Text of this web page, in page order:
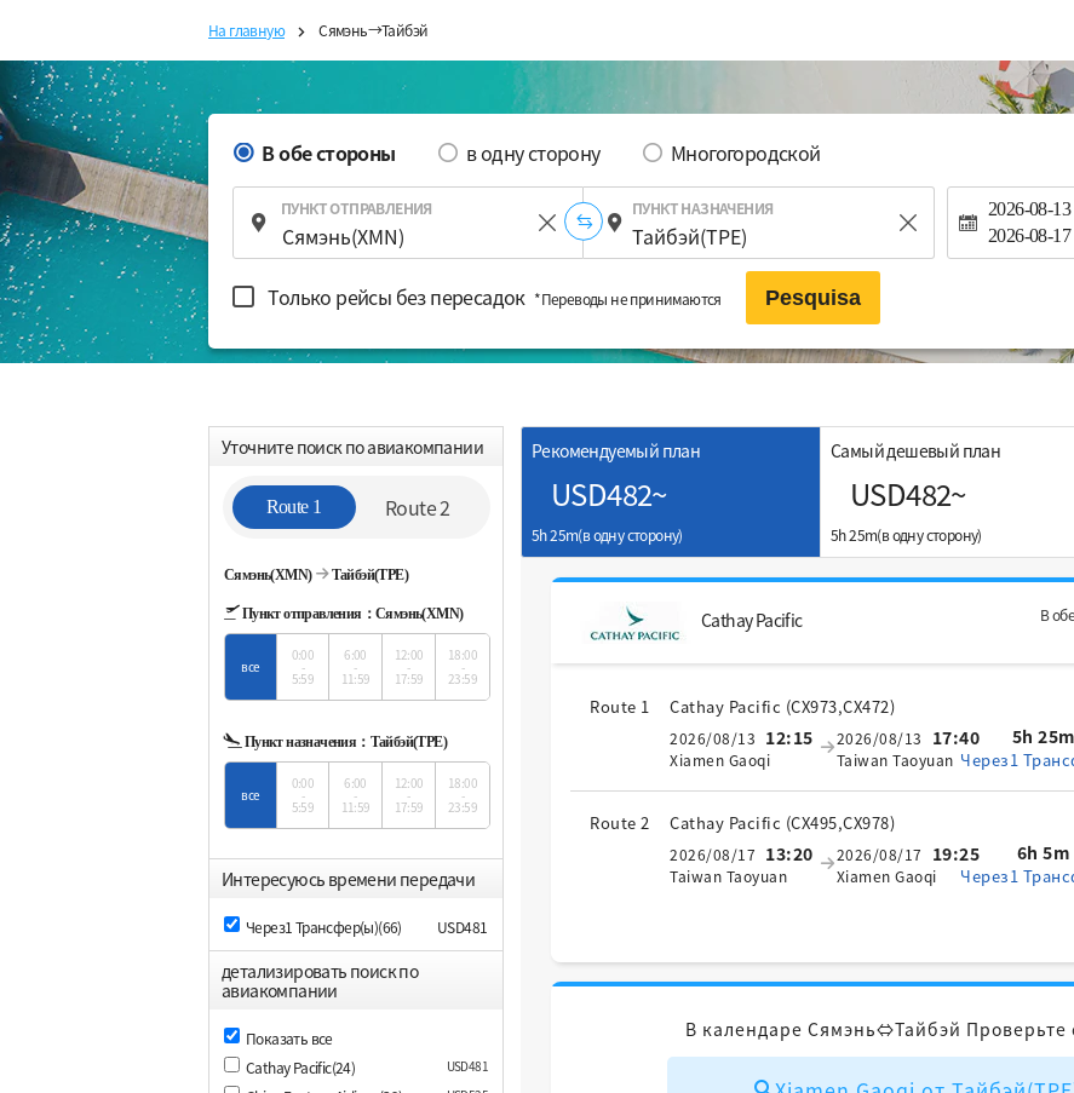
На главную Сямэнь→Тайбэй
В обе стороны в одну сторону Многогородской
ПУНКТ ОТПРАВЛЕНИЯ ПУНКТ НАЗНАЧЕНИЯ 2026-08-13
2026-08-17
Только рейсы без пересадок *Переводы не принимаются Pesquisa
Уточните поиск по авиакомпании
Route 1 Route 2
Сямэнь(XMN) Тайбэй(TPE)
Пункт отправления：Сямэнь(XMN)
все
0:00
-
5:59
6:00
-
11:59
12:00
-
17:59
18:00
-
23:59
Пункт назначения： Тайбэй(TPE)
все
0:00
-
5:59
6:00
-
11:59
12:00
-
17:59
18:00
-
23:59
Интересуюсь времени передачи
Через1 Трансфер(ы)(66) USD481
детализировать поиск по
авиакомпании
Показать все
Cathay Pacific(24)
USD481
Рекомендуемый план
USD482~
5h 25m(в одну сторону)
Самый дешевый план
USD482~
5h 25m(в одну сторону)
Cathay Pacific
В
Route 1 Cathay Pacific (CX973,CX472)
2026/08/13 12:15
Xiamen Gaoqi
2026/08/13 17:40
Taiwan Taoyuan
5h 25m
Через1
Route 2 Cathay Pacific (CX495,CX978)
2026/08/17 13:20
Taiwan Taoyuan
2026/08/17 19:25
Xiamen Gaoqi
6h 5m
Через1
В календаре Сямэнь⇔Тайбэй